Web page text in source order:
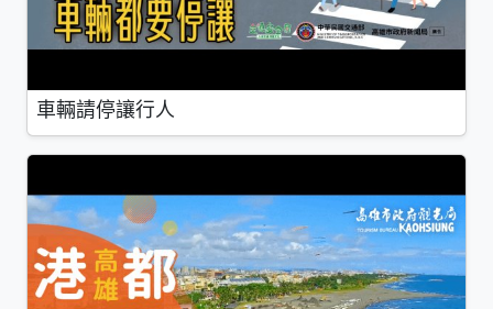
車輛請停讓行人